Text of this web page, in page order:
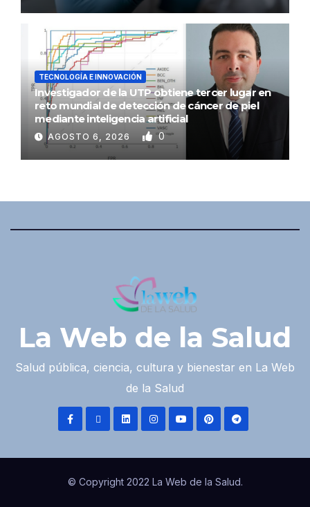
TECNOLOGÍA E INNOVACIÓN
Investigador de la UTP obtiene tercer lugar en
reto mundial de detección de cáncer de piel
mediante inteligencia artificial
AGOSTO 6, 2026 0
La Web de la Salud
Salud pública, ciencia, cultura y bienestar en La Web
de la Salud
© Copyright 2022 La Web de la Salud.